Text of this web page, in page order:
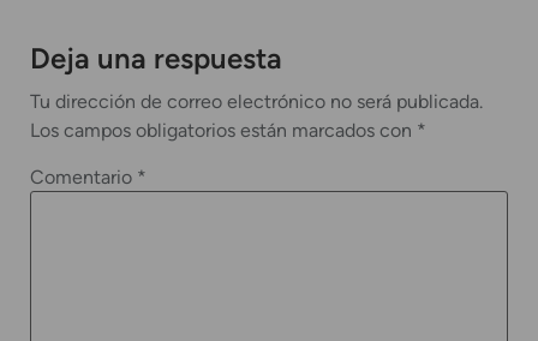
Deja una respuesta
Tu dirección de correo electrónico no será publicada.
Los campos obligatorios están marcados con *
Comentario *